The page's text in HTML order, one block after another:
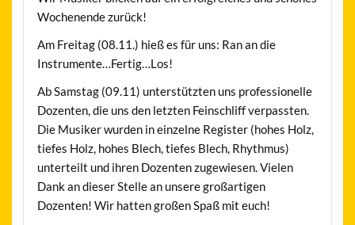
Wochenende zurück!
Am Freitag (08.11.) hieß es für uns: Ran an die
Instrumente…Fertig…Los!
Ab Samstag (09.11) unterstützten uns professionelle
Dozenten, die uns den letzten Feinschliff verpassten.
Die Musiker wurden in einzelne Register (hohes Holz,
tiefes Holz, hohes Blech, tiefes Blech, Rhythmus)
unterteilt und ihren Dozenten zugewiesen. Vielen
Dank an dieser Stelle an unsere großartigen
Dozenten! Wir hatten großen Spaß mit euch!